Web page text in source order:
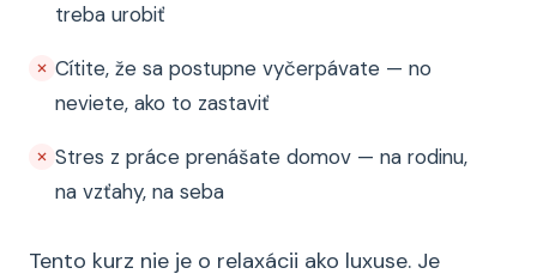
treba urobiť
Cítite, že sa postupne vyčerpávate — no
neviete, ako to zastaviť
Stres z práce prenášate domov — na rodinu,
na vzťahy, na seba
Tento kurz nie je o relaxácii ako luxuse. Je